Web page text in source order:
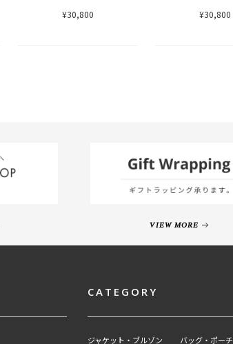
¥30,800 ¥30,800
VIEW MORE
CATEGORY
ジャケット・ブルゾン バッグ・ポーチ